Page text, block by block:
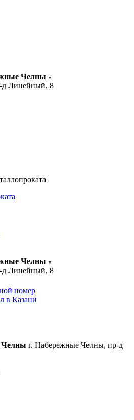
Челны
д Линейный, 8
Челны
д Линейный, 8
номер
в Казани
Челны г. Набережные Челны, пр-д